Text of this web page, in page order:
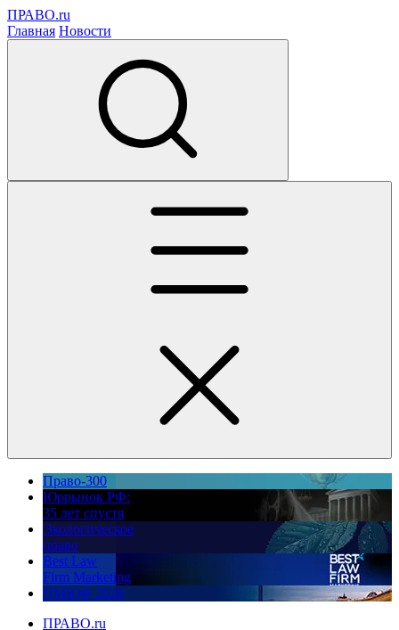
ПРАВО.ru
Главная Новости
Право-300
Юррынок РФ:
35 лет спустя
Экологическое
право
Best Law
Firm Marketing
ПМЮФ 2026
ПРАВО.ru